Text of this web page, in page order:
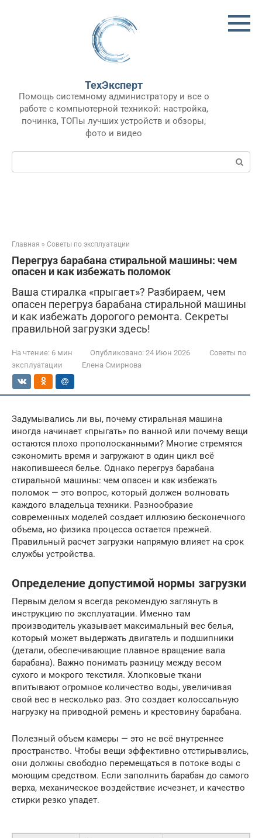
ТехЭксперт
Помощь системному администратору и все о
работе с компьютерной техникой: настройка,
починка, ТОПы лучших устройств и обзоры,
фото и видео
Поиск:
Главная » Советы по эксплуатации
Перегруз барабана стиральной машины: чем
опасен и как избежать поломок
Ваша стиралка «прыгает»? Разбираем, чем
опасен перегруз барабана стиральной машины
и как избежать дорогого ремонта. Секреты
правильной загрузки здесь!
На чтение: 6 мин Опубликовано: 24 Июн 2026
Советы по
эксплуатации
Елена Смирнова
Задумывались ли вы, почему стиральная машина
иногда начинает «прыгать» по ванной или почему вещи
остаются плохо прополосканными? Многие стремятся
сэкономить время и загружают в один цикл всё
накопившееся белье. Однако перегруз барабана
стиральной машины: чем опасен и как избежать
поломок — это вопрос, который должен волновать
каждого владельца техники. Разнообразие
современных моделей создает иллюзию бесконечного
объема, но физика процесса остается прежней.
Правильный расчет загрузки напрямую влияет на срок
службы устройства.
Определение допустимой нормы загрузки
Первым делом я всегда рекомендую заглянуть в
инструкцию по эксплуатации. Именно там
производитель указывает максимальный вес белья,
который может выдержать двигатель и подшипники
(детали, обеспечивающие плавное вращение вала
барабана). Важно понимать разницу между весом
сухого и мокрого текстиля. Хлопковые ткани
впитывают огромное количество воды, увеличивая
свой вес в несколько раз. Это создает колоссальную
нагрузку на приводной ремень и крестовину барабана.
Полезный объем камеры — это не всё внутреннее
пространство. Чтобы вещи эффективно отстирывались,
они должны свободно перемещаться в потоке воды с
моющим средством. Если заполнить барабан до самого
верха, механическое воздействие исчезнет, и качество
стирки резко упадет.